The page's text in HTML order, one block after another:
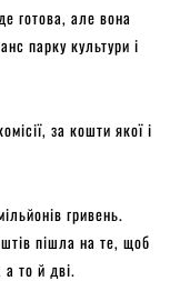
готова, але вона
парку культури і
за кошти якої і
гривень.
пішла на те, щоб
то й дві.